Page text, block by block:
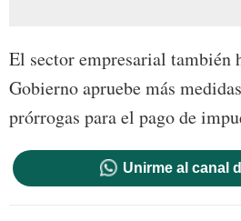
El sector empresarial también
Gobierno apruebe más
prórrogas para el pago de
Unirme al canal